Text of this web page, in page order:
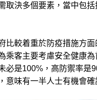
取決多個要素，當中包
較着重於防疫措施方
乘客主要考慮安全健康
必是100%，高防禦率是
意味有一半人士有機會確